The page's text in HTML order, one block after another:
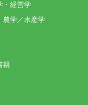
・経営学
農学／水産学
籍